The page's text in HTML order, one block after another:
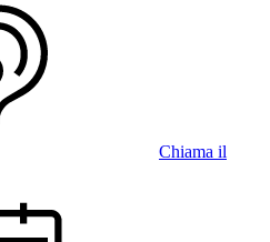
Chiama il